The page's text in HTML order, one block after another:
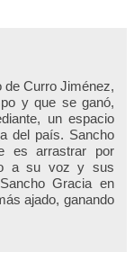
de Curro Jiménez,
y que se ganó,
un espacio
del país. Sancho
es arrastrar por
a su voz y sus
Gracia en
ajado, ganando